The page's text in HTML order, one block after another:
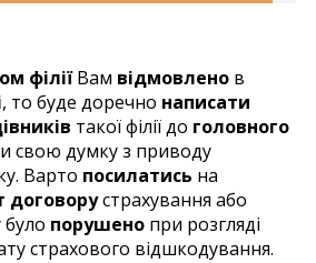
філіїВам відмовлено в
, то буде доречно написати
такої філії до головного
свою думку з приводу
Варто посилатись на
договорустрахування або
було порушено при розгляді
страхового відшкодування.